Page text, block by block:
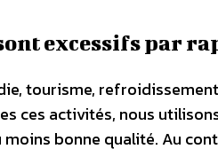
excessifs par
tourisme,
ces activités, nous
moins bonne qualité. Au